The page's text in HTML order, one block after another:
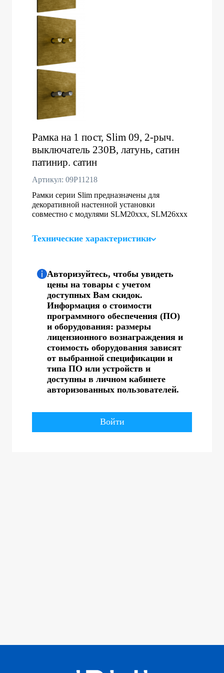
Рамка на 1 пост, Slim 09, 2-рыч.
выключатель 230В, латунь, сатин
патинир. сатин
Артикул: 09P11218
Рамки серии Slim предназначены для
декоративной настенной установки
совместно с модулями SLM20xxx, SLM26xxx
Технические характеристики
Авторизуйтесь, чтобы увидеть
цены на товары с учетом
доступных Вам скидок.
Информация о стоимости
программного обеспечения (ПО)
и оборудования: размеры
лицензионного вознаграждения и
стоимость оборудования зависят
от выбранной спецификации и
типа ПО или устройств и
доступны в личном кабинете
авторизованных пользователей.
Войти